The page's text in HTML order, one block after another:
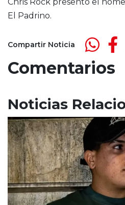
El Padrino.
Compartir Noticia
Comentarios
Noticias